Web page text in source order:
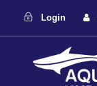
Login